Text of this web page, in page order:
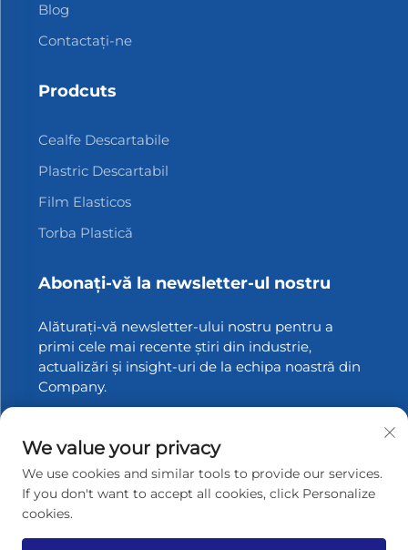
Blog
Contactați-ne
Prodcuts
Cealfe Descartabile
Plastric Descartabil
Film Elasticos
Torba Plastică
Abonați-vă la newsletter-ul nostru
Alăturați-vă newsletter-ului nostru pentru a
primi cele mai recente știri din industrie,
actualizări și insight-uri de la echipa noastră din
Company.
Drepturi de autor © 2025 Zhangjiagang Xinfang Packaging
We value your privacy
We use cookies and similar tools to provide our services.
If you don't want to accept all cookies, click Personalize
cookies.